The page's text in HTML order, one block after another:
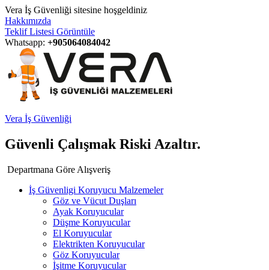
Vera İş Güvenliği sitesine hoşgeldiniz
Hakkımızda
Teklif Listesi Görüntüle
Whatsapp: +905064084042
Vera İş Güvenliği
Güvenli Çalışmak Riski Azaltır.
Departmana Göre Alışveriş
İş Güvenligi Koruyucu Malzemeler
Göz ve Vücut Duşları
Ayak Koruyucular
Düşme Koruyucular
El Koruyucular
Elektrikten Koruyucular
Göz Koruyucular
İşitme Koruyucular